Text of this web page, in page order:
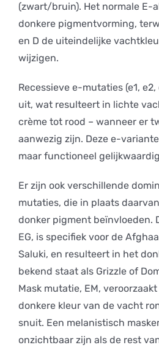
(zwart/bruin). Het normale E-
donkere pigmentvorming,
en D de uiteindelijke
wijzigen.
Recessieve e-mutaties (e1, e2,
uit, wat resulteert in lichte
crème tot rood – wanneer er
aanwezig zijn. Deze e-
maar functioneel
Er zijn ook verschillende
mutaties, die in plaats
donker pigment beïnvloeden.
EG, is specifiek voor de
Saluki, en resulteert in het
bekend staat als Grizzle of
Mask mutatie, EM,
donkere kleur van de vacht
snuit. Een melanistisch
onzichtbaar zijn als de rest